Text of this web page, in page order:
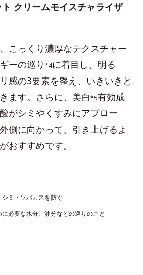
クリームモイスチャライザ
こっくり濃厚なテクスチャー
ーの巡り *4に着目し、明る
感の3要素を整え、いきいきと
ます。さらに、美白*5有効成
がシミやくすみにアプロー
側に向かって、引き上げるよ
おすすめです。
ミ・ソバカスを防ぐ
必要な水分、油分などの巡りのこと